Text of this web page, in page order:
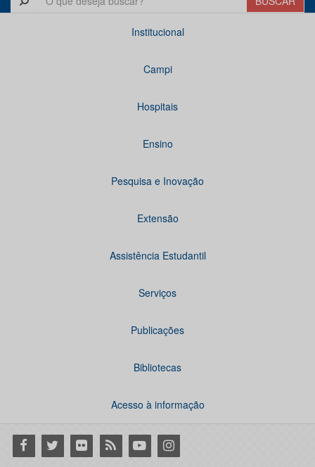
Institucional
Campi
Hospitais
Ensino
Pesquisa e Inovação
Extensão
Assistência Estudantil
Serviços
Publicações
Bibliotecas
Acesso à informação
Facebook
Twitter Flickr RSS YoutubeInstagram